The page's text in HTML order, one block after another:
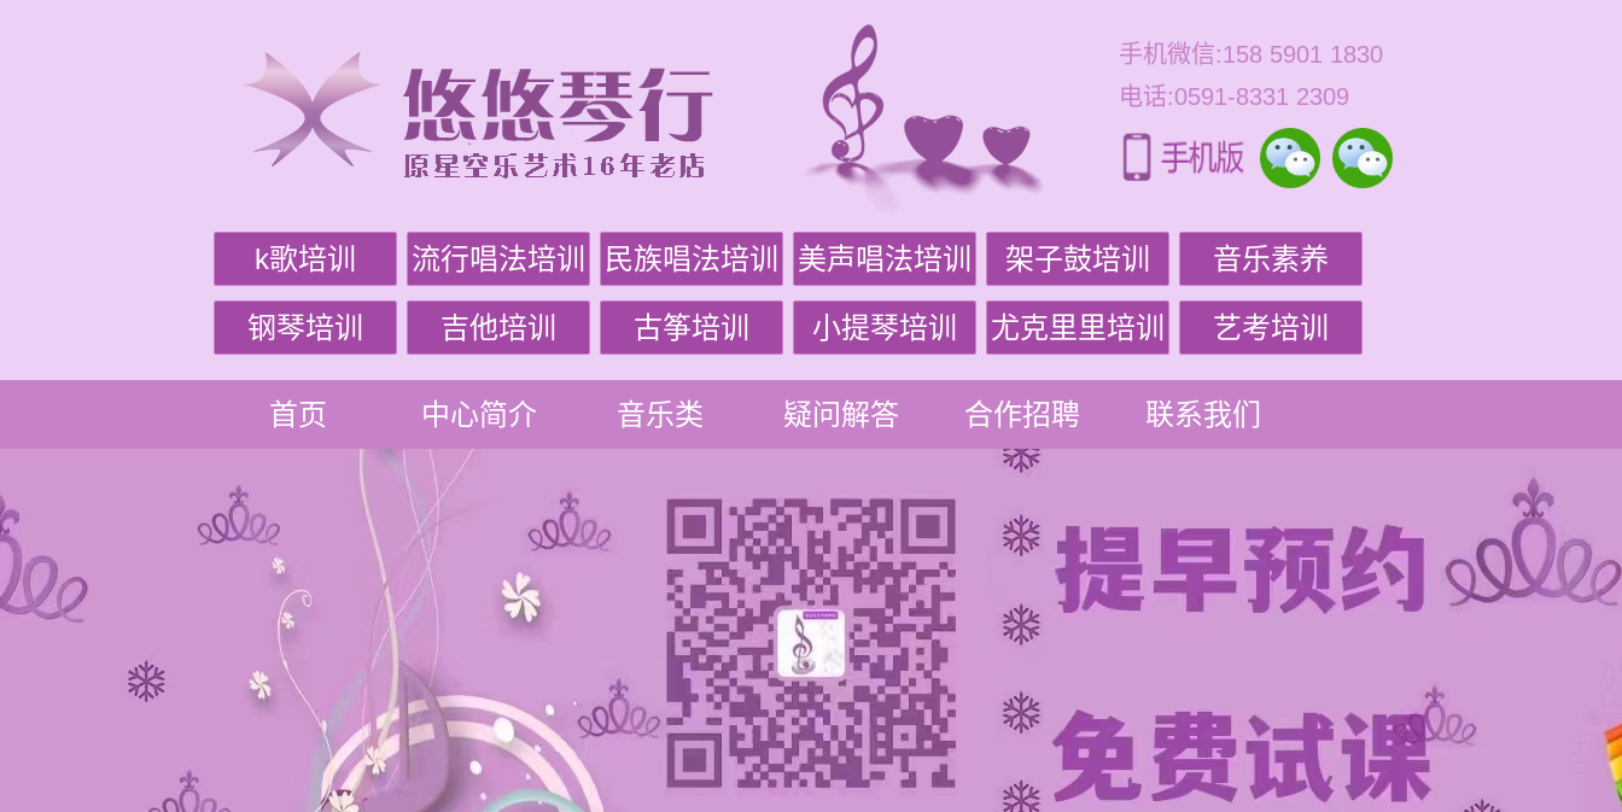
手机微信:158 5901 1830
电话:0591-8331 2309
k歌培训 流行唱法培训 民族唱法培训 美声唱法培训 架子鼓培训 音乐素养
钢琴培训 吉他培训 古筝培训 小提琴培训 尤克里里培训 艺考培训
首页 中心简介 音乐类 疑问解答 合作招聘 联系我们